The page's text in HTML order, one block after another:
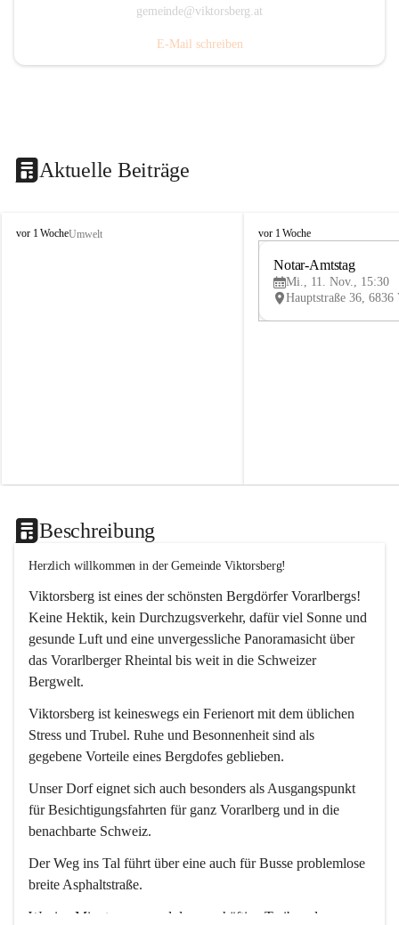
gemeinde@viktorsberg.at
E-Mail schreiben
Aktuelle Beiträge
V
vor 1 WocheUmwelt
V
vor 1 Woche
Notar-Amtstag
Mi., 11. Nov., 15:30
Beschreibung
Herzlich willkommen in der Gemeinde Viktorsberg!
Viktorsberg ist eines der schönsten Bergdörfer Vorarlbergs!
Keine Hektik, kein Durchzugsverkehr, dafür viel Sonne und
gesunde Luft und eine unvergessliche Panoramasicht über
das Vorarlberger Rheintal bis weit in die Schweizer
Bergwelt.
Viktorsberg ist keineswegs ein Ferienort mit dem üblichen
Stress und Trubel. Ruhe und Besonnenheit sind als
gegebene Vorteile eines Bergdofes geblieben.
Unser Dorf eignet sich auch besonders als Ausgangspunkt
für Besichtigungsfahrten für ganz Vorarlberg und in die
benachbarte Schweiz.
Der Weg ins Tal führt über eine auch für Busse problemlose
breite Asphaltstraße.
Wenige Minuten nur, und das geschäftige Treiben der